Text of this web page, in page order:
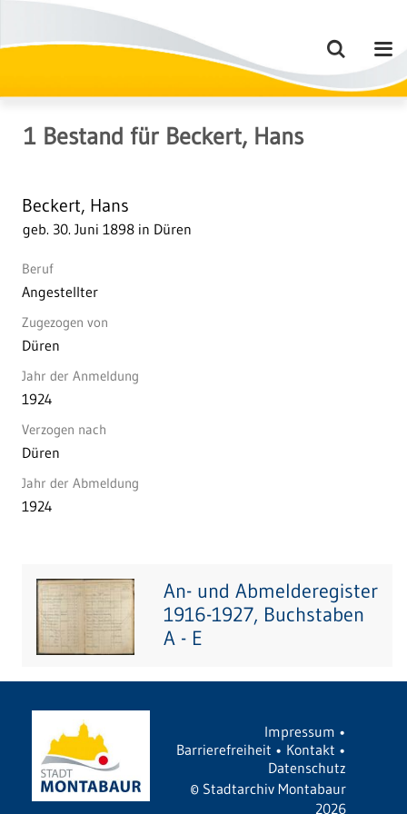
1 Bestand für Beckert, Hans
Beckert, Hans
geb. 30. Juni 1898 in Düren
Beruf
Angestellter
Zugezogen von
Düren
Jahr der Anmeldung
1924
Verzogen nach
Düren
Jahr der Abmeldung
1924
An- und Abmelderegister
1916-1927, Buchstaben
A - E
Impressum •
Barrierefreiheit • Kontakt •
Datenschutz
© Stadtarchiv Montabaur
2026